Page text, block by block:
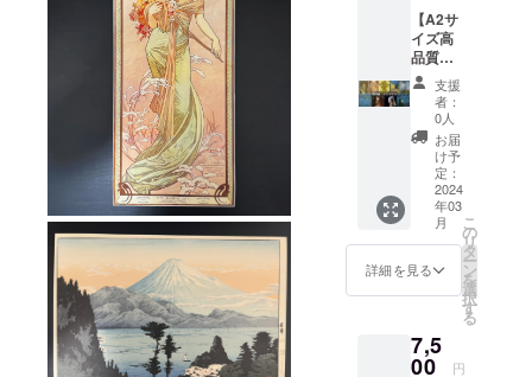
当店の
オスス
メ商品
を選び
送らせ
ていた
だきま
す ①西
洋画・
リトグ
ラフ ②
浮世
絵・新
版画
ンから
選んで
いただ
き、 ご
希望の
作品を
画像の
リスト
から選
択いた
だき、
備考欄
に記載
下さ
がない
場合は
【A2サ
イズ高
品質ポ
ス
ター】
商品名...
A2サイ
ズ高品
質ポス
ター 数
量...1枚
商品サ
イズ...
420×59
4mm ★
ご希望
ジャン
ルをオ
支援
者：
0人
お届
け予
定：
2024
年03
月
詳細を見る
こ
の
リ
タ
ー
ン
を
選
択
す
る
7,5
00 円